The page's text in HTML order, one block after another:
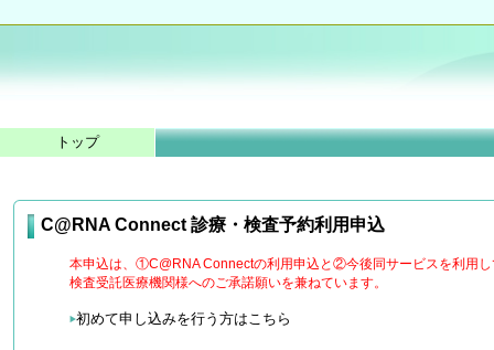
トップ
C@RNA Connect 診療・検査予約利用申込
本申込は、①C@RNA Connectの利用申込と②今後同サービスを利用
検査受託医療機関様へのご承諾願いを兼ねています。
初めて申し込みを行う方はこちら